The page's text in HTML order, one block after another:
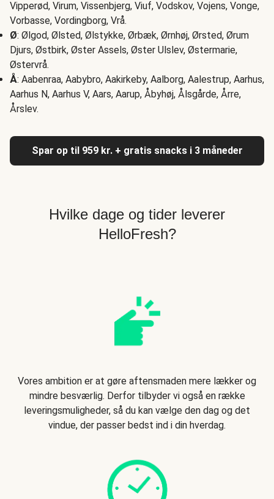
Vipperød, Virum, Vissenbjerg, Viuf, Vodskov, Vojens, Vonge,
Vorbasse, Vordingborg, Vrå.
Ø: Ølgod, Ølsted, Ølstykke, Ørbæk, Ørnhøj, Ørsted, Ørum
Djurs, Østbirk, Øster Assels, Øster Ulslev, Østermarie,
Østervrå.
Å: Aabenraa, Aabybro, Aakirkeby, Aalborg, Aalestrup, Aarhus,
Aarhus N, Aarhus V, Aars, Aarup, Åbyhøj, Ålsgårde, Årre,
Årslev.
Spar op til 959 kr. + gratis snacks i 3 måneder
Hvilke dage og tider leverer
HelloFresh?
Vores ambition er at gøre aftensmaden mere lækker og
mindre besværlig. Derfor tilbyder vi også en række
leveringsmuligheder, så du kan vælge den dag og det
vindue, der passer bedst ind i din hverdag.